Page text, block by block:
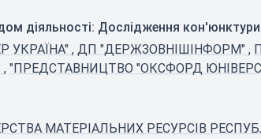
діяльності: Дослідження
УКРАЇНА" , ДП "ДЕРЖЗОВНІШІНФОРМ" ,
, "ПРЕДСТАВНИЦТВО "ОКСФОРД
МАТЕРІАЛЬНИХ РЕСУРСІВ